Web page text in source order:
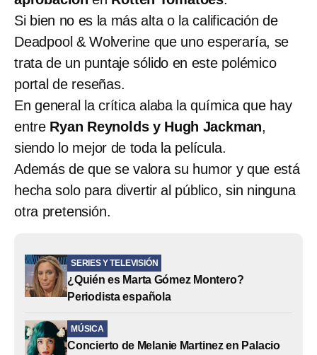
Si bien no es la más alta o la calificación de
Deadpool & Wolverine que uno esperaría, se
trata de un puntaje sólido en este polémico
portal de reseñas.
En general la crítica alaba la química que hay
entre Ryan Reynolds y Hugh Jackman,
siendo lo mejor de toda la película.
Además de que se valora su humor y que está
hecha solo para divertir al público, sin ninguna
otra pretensión.
SERIES Y TELEVISIÓN
¿Quién es Marta Gómez Montero?
Periodista española
MÚSICA
Concierto de Melanie Martinez en Palacio